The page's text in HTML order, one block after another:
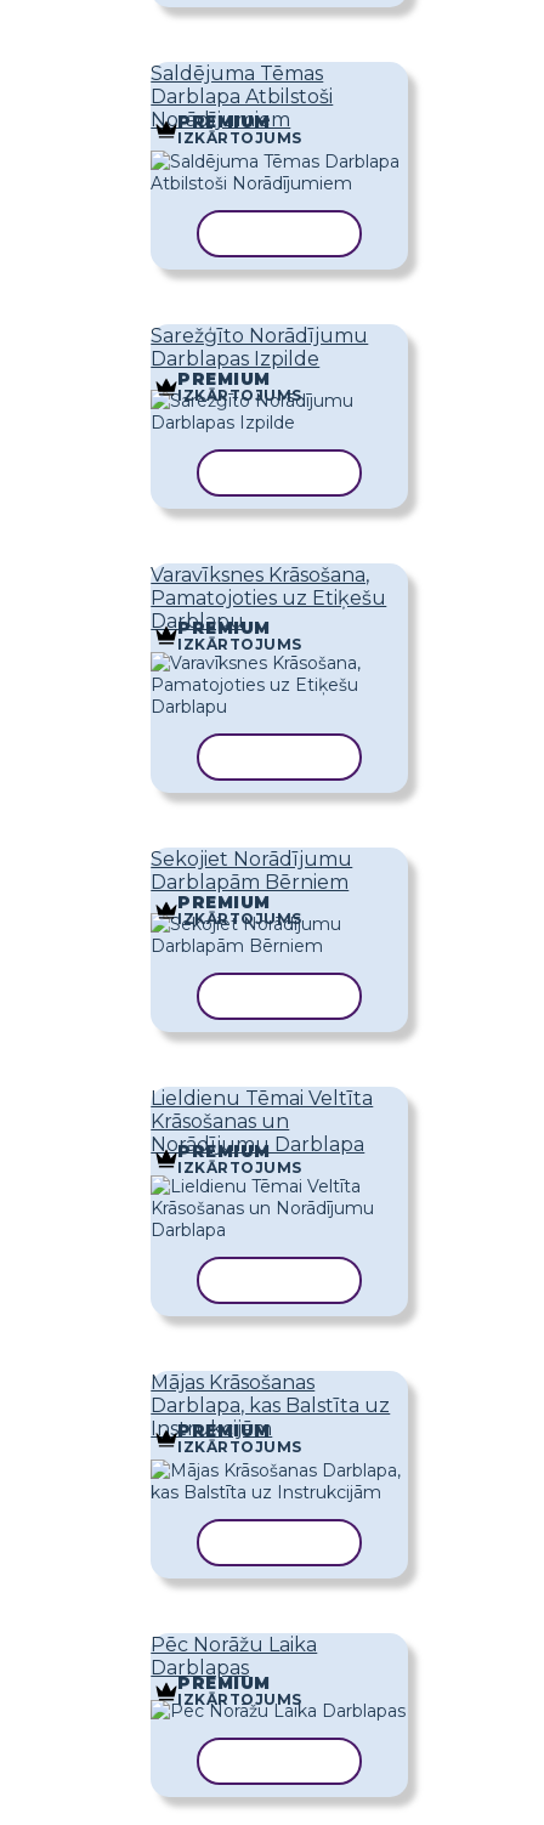
Saldējuma Tēmas
Darblapa Atbilstoši
Norādījumiem
PREMIUM
IZKĀRTOJUMS
Sarežģīto Norādījumu
Darblapas Izpilde
PREMIUM
IZKĀRTOJUMS
Varavīksnes Krāsošana,
Pamatojoties uz Etiķešu
Darblapu
PREMIUM
IZKĀRTOJUMS
Sekojiet Norādījumu
Darblapām Bērniem
PREMIUM
IZKĀRTOJUMS
Lieldienu Tēmai Veltīta
Krāsošanas un
Norādījumu Darblapa
PREMIUM
IZKĀRTOJUMS
Mājas Krāsošanas
Darblapa, kas Balstīta uz
Instrukcijām
PREMIUM
IZKĀRTOJUMS
Pēc Norāžu Laika
Darblapas
PREMIUM
IZKĀRTOJUMS